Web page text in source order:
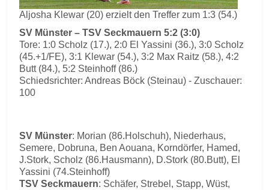
Aljosha Klewar (20) erzielt den Treffer zum 1:3 (54.)
SV Münster – TSV Seckmauern 5:2 (3:0)
Tore: 1:0 Scholz (17.), 2:0 El Yassini (36.), 3:0 Scholz
(45.+1/FE), 3:1 Klewar (54.), 3:2 Max Raitz (58.), 4:2
Butt (84.), 5:2 Steinhoff (86.)
Schiedsrichter: Andreas Böck (Steinau) - Zuschauer:
100
SV Münster: Morian (86.Holschuh), Niederhaus,
Semere, Dobruna, Ben Aouana, Korndörfer, Hamed,
J.Stork, Scholz (86.Hausmann), D.Stork (80.Butt), El
Yassini (74.Steinhoff)
TSV Seckmauern: Schäfer, Strebel, Stapp, Wüst,